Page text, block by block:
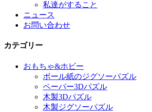
私達がすること
ニュース
お問い合わせ
カテゴリー
おもちゃ&ホビー
ボール紙のジグソーパズル
ペーパー3Dパズル
木製3Dパズル
木製ジグソーパズル